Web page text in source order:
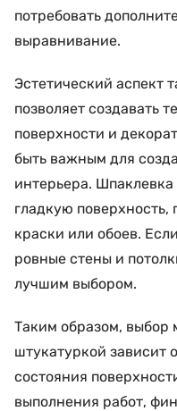
потребовать
выравнивание.
Эстетический аспект
позволяет создавать
поверхности и
быть важным для
интерьера.
гладкую поверхность,
краски или обоев.
ровные стены и
лучшим выбором.
Таким образом,
штукатуркой зависит
состояния
выполнения работ,